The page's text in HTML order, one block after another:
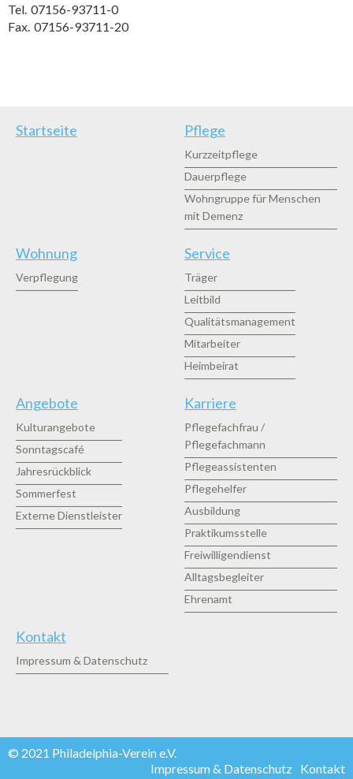
Tel. 07156-93711-0
Fax. 07156-93711-20
Startseite Pflege
Kurzzeitpflege
Dauerpflege
Wohngruppe für Menschen
mit Demenz
Wohnung
Verpflegung
Service
Träger
Leitbild
Qualitätsmanagement
Mitarbeiter
Heimbeirat
Angebote
Kulturangebote
Sonntagscafé
Jahresrückblick
Sommerfest
Externe Dienstleister
Karriere
Pflegefachfrau /
Pflegefachmann
Pflegeassistenten
Pflegehelfer
Ausbildung
Praktikumsstelle
Freiwilligendienst
Alltagsbegleiter
Ehrenamt
Kontakt
Impressum & Datenschutz
© 2021 Philadelphia-Verein e.V.
Impressum & Datenschutz Kontakt